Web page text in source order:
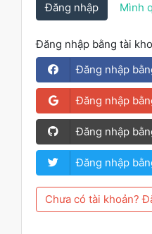
Đăng nhập Mình
Đăng nhập bằng tài
Đăng nhập
Đăng nhập
Đăng nhập
Đăng nhập
Chưa có tài khoản?